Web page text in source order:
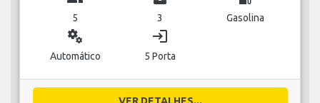
5 3 Gasolina
miscellaneous_services
Automático
login
5 Porta
VER DETALHES...